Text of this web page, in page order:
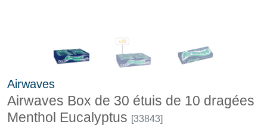
Airwaves
Airwaves Box de 30 étuis de 10 dragées
Menthol Eucalyptus [33843]